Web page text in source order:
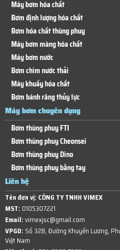
Máy bơm hóa chất
Bơm định lượng hóa chất
Bơm hóa chất thùng phuy
Máy bơm màng hóa chất
Máy bơm nước
Bơm chìm nước thải
Máy khuấy hóa chất
Bơm bánh răng thủy lực
Máy bơm chuyên dụng
Bơm thùng phuy FTI
Bơm thùng phuy Cheonsei
Bơm thùng phuy Dino
Bơm thùng phuy bằng tay
Liên hệ
Tên đơn vị: CÔNG TY TNHH VIMEX
MST: 0105307221
Email:vimexjsc@gmail.com
VPGD: Số 32B, Đường Khuyến Lương,
Việt Nam